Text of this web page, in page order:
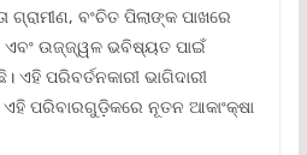
ଗ୍ରାମୀଣ, ବଂଚିତ ପିଲାଙ୍କ ପାଖରେ
ଏବଂ ଉଜ୍ଜ୍ୱଳ ଭବିଷ୍ୟତ ପାଇଁ
ପରିବର୍ତନକାରୀ ଭାଗିଦାରୀ
ପରିବାରଗୁଡ଼ିକରେ ନୂତନ ଆକାଂକ୍ଷା